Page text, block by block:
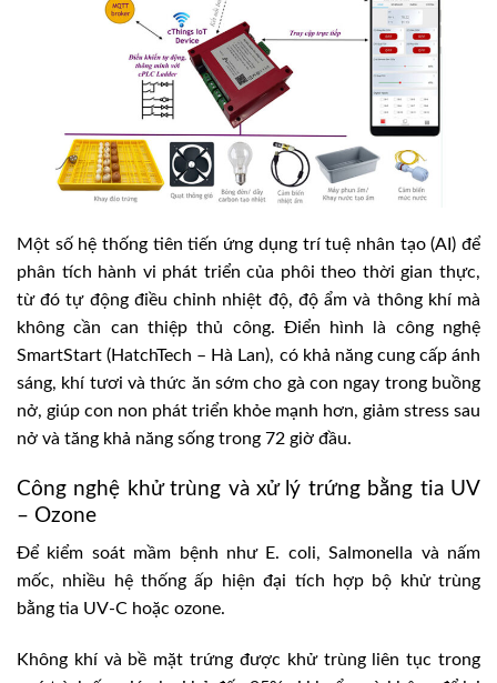
Một số hệ thống tiên tiến ứng dụng trí tuệ nhân tạo (AI) để
phân tích hành vi phát triển của phôi theo thời gian thực,
từ đó tự động điều chỉnh nhiệt độ, độ ẩm và thông khí mà
không cần can thiệp thủ công. Điển hình là công nghệ
SmartStart (HatchTech – Hà Lan), có khả năng cung cấp ánh
sáng, khí tươi và thức ăn sớm cho gà con ngay trong buồng
nở, giúp con non phát triển khỏe mạnh hơn, giảm stress sau
nở và tăng khả năng sống trong 72 giờ đầu.
Công nghệ khử trùng và xử lý trứng bằng tia UV
– Ozone
Để kiểm soát mầm bệnh như E. coli, Salmonella và nấm
mốc, nhiều hệ thống ấp hiện đại tích hợp bộ khử trùng
bằng tia UV-C hoặc ozone.
Không khí và bề mặt trứng được khử trùng liên tục trong